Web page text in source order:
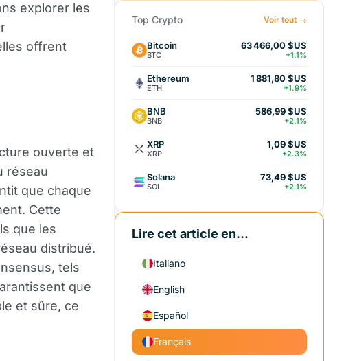
explorer les
offrent
ouverte et
réseau
que chaque
Cette
que les
distribué.
tels
que
et sûre, ce
Top Crypto Voir tout →
Bitcoin
BTC
63 466,00 $US
+1.1%
Ethereum
ETH
1 881,80 $US
+1.9%
BNB
BNB
586,99 $US
+2.1%
XRP
XRP
1,09 $US
+2.3%
Solana
SOL
73,49 $US
+2.1%
Lire cet article en...
Italiano
English
Español
Français